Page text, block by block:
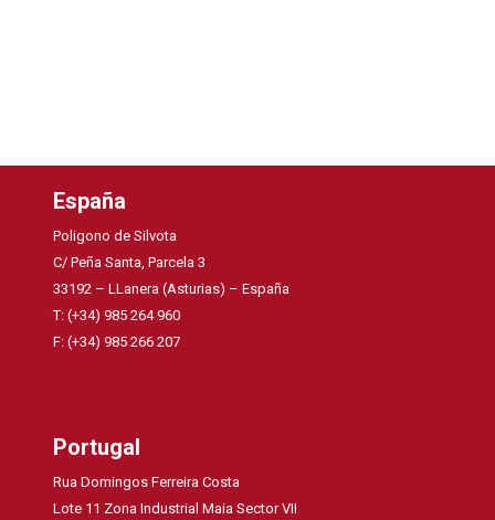
España
Poligono de Silvota
C/ Peña Santa, Parcela 3
33192 – LLanera (Asturias) – España
T: (+34) 985 264 960
F: (+34) 985 266 207
Portugal
Rua Domingos Ferreira Costa
Lote 11 Zona Industrial Maia Sector VII